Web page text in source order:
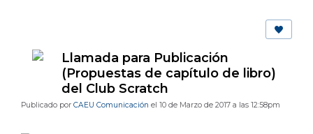
Llamada para Publicación
(Propuestas de capítulo de libro)
del Club Scratch
Publicado por CAEU Comunicación el 10 de Marzo de 2017 a las 12:58pm